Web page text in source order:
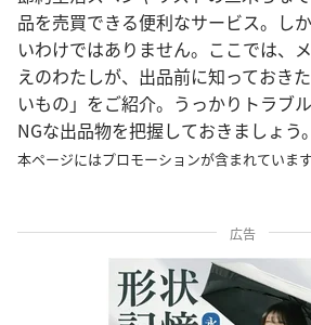
品を売買できる便利なサービス。し
いわけではありません。ここでは、
えのわたしが、出品前に知っておき
いもの」をご紹介。うっかりトラブ
NGな出品物を把握しておきましょう。
本ページにはプロモーションが含まれています
広告